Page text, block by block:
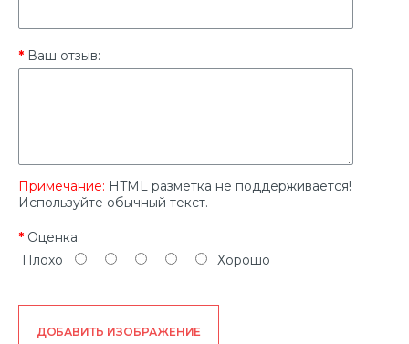
Ваш отзыв:
Примечание: HTML разметка не поддерживается!
Используйте обычный текст.
Оценка:
Плохо
Хорошо
ДОБАВИТЬ ИЗОБРАЖЕНИЕ